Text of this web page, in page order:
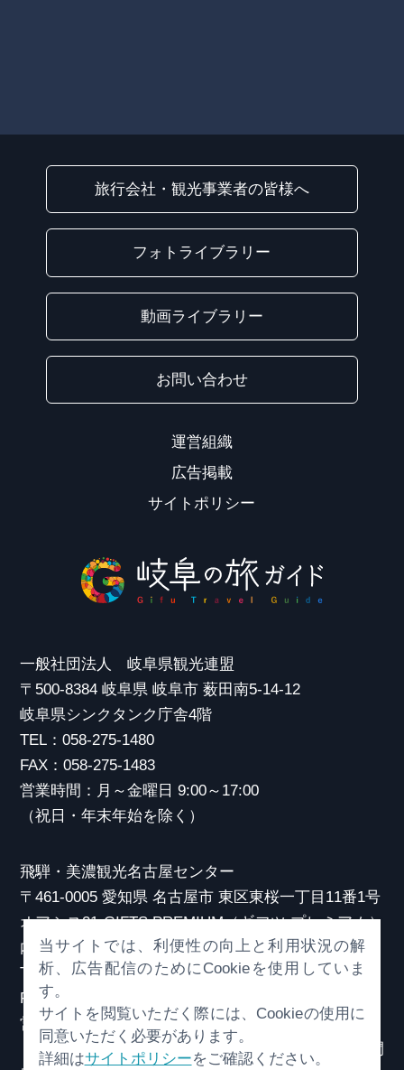
旅行会社・観光事業者の皆様へ
フォトライブラリー
動画ライブラリー
お問い合わせ
運営組織
広告掲載
サイトポリシー
一般社団法人 岐阜県観光連盟
〒500-8384 岐阜県 岐阜市 薮田南5-14-12
岐阜県シンクタンク庁舎4階
TEL：058-275-1480
FAX：058-275-1483
営業時間：月～金曜日 9:00～17:00
（祝日・年末年始を除く）
飛騨・美濃観光名古屋センター
〒461-0005 愛知県 名古屋市 東区東桜一丁目11番1号
オアシス21 GIFTS PREMIUM（ギフツ プレミアム）
内
TEL：052-253-6185
FAX：052-253-6186
営業時間：10:00～21:00
（原則、元日を除き年中無休）※観光相談対応時間
当サイトでは、利便性の向上と利用状況の解
析、広告配信のためにCookieを使用していま
す。
サイトを閲覧いただく際には、Cookieの使用に
同意いただく必要があります。
詳細はサイトポリシーをご確認ください。